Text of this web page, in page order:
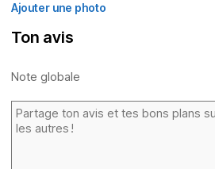
Ajouter une photo
Ton avis
Note globale